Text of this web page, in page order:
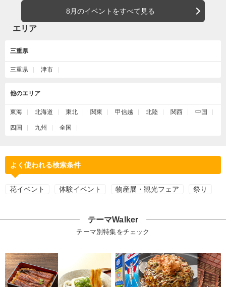
8月のイベントをすべて見る
エリア
三重県
三重県 津市
他のエリア
東海 北海道 東北 関東 甲信越 北陸 関西 中国
四国 九州 全国
よく使われる検索条件
花イベント 体験イベント 物産展・観光フェア 祭り
テーマWalker
テーマ別特集をチェック